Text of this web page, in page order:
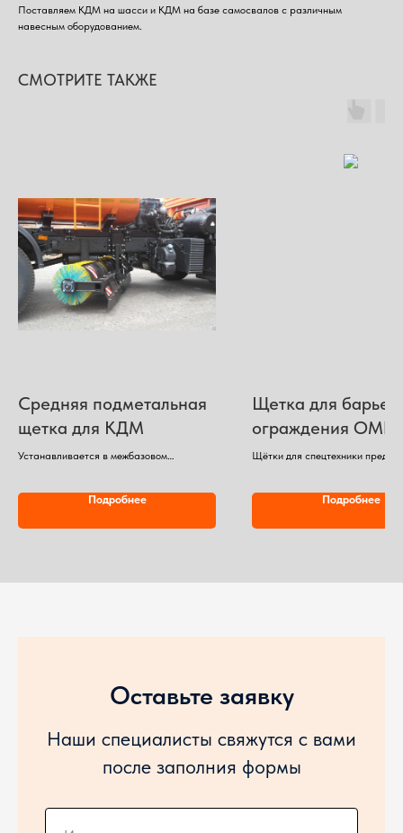
Поставляем КДМ на шасси и КДМ на базе самосвалов с различным
навесным оборудованием.
СМОТРИТЕ ТАКЖЕ
Средняя подметальная
щетка для КДМ
Устанавливается в межбазовом
Диаметр ворса – 0,55 метра.
Подробнее
Щетка для
ограждения ОМБ
КДМ
Щётки для спецтехники
регулировка её по высоте и
Подробнее
Оставьте заявку
Наши специалисты свяжутся с вами
после заполния формы